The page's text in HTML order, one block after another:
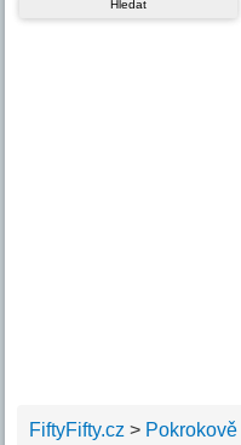
FiftyFifty.cz > Pokrokově